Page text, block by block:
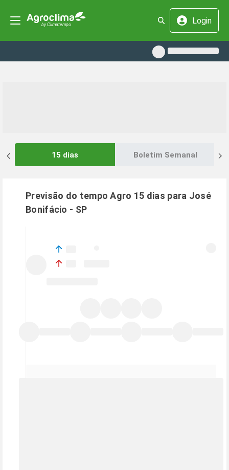
Login
15 dias Boletim Semanal
Previsão do tempo Agro 15 dias para José
Bonifácio - SP